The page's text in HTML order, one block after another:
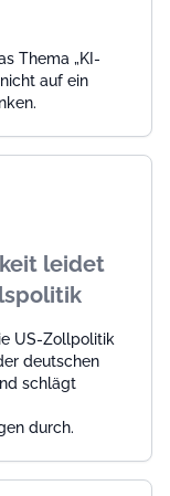
Thema „KI-
auf ein
leidet
US-Zollpolitik
deutschen
schlägt
durch.